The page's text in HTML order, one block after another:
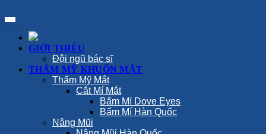
GIỚI THIỆU
Đội ngũ bác sĩ
THẨM MỸ KHUÔN MẶT
Thẩm Mỹ Mắt
Cắt Mí Mắt
Bấm Mí Dove Eyes
Bấm Mí Hàn Quốc
Nâng Mũi